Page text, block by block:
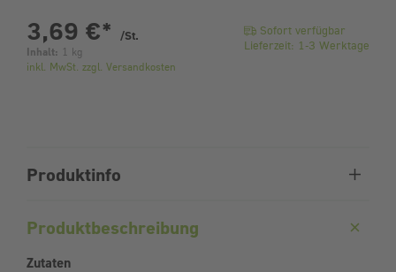
3,69 €* /St.
Inhalt: 1 kg
inkl. MwSt. zzgl. Versandkosten
Sofort verfügbar
Lieferzeit: 1-3 Werktage
Produktinfo
Produktbeschreibung
Zutaten